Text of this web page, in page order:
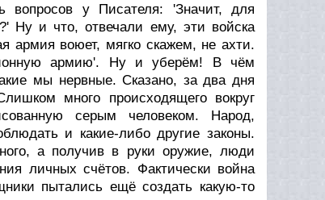
у Писателя: 'Значит, для
Hу и что, отвечали ему, эти войска
армия воюет, мягко скажем, не ахти.
армию'. Hу и уберём! В чём
мы нервные. Сказано, за два дня
много происходящего вокруг
серым человеком. Hарод,
и какие-либо другие законы.
а получив в руки оружие, люди
личных счётов. Фактически война
пытались ещё создать какую-то